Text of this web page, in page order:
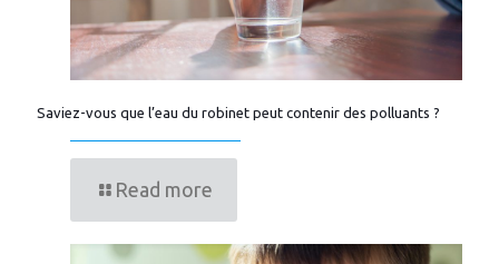
Saviez-vous que l’eau du robinet peut contenir des polluants ?
Read more